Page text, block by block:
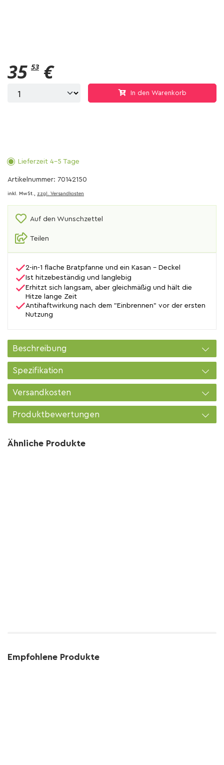
35 53 €
In den Warenkorb
Lieferzeit 4-5 Tage
Artikelnummer: 70142150
inkl. MwSt., zzgl. Versandkosten
Auf den Wunschzettel
Teilen
2-in-1 flache Bratpfanne und ein Kasan - Deckel
Ist hitzebeständig und langlebig
Erhitzt sich langsam, aber gleichmäßig und hält die
Hitze lange Zeit
Antihaftwirkung nach dem "Einbrennen" vor der ersten
Nutzung
Beschreibung
Spezifikation
Versandkosten
Produktbewertungen
Ähnliche Produkte
Empfohlene Produkte